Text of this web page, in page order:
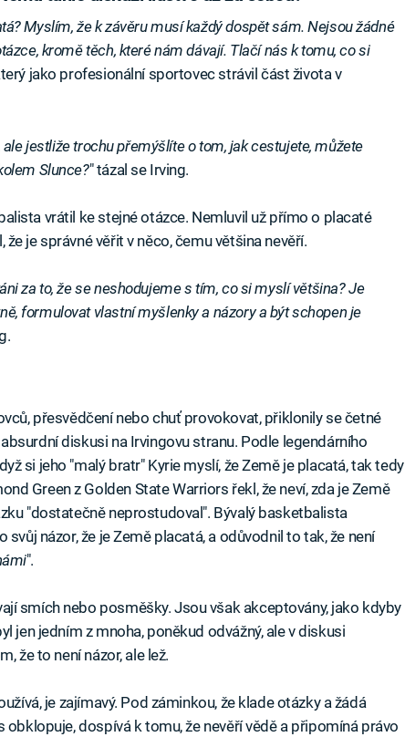
Myslím, že k závěru musí každý dospět sám. Nejsou žádné
kromě těch, které nám dávají. Tlačí nás k tomu, co si
jako profesionální sportovec strávil část života v
jestliže trochu přemýšlíte o tom, jak cestujete, můžete
Slunce?" tázal se Irving.
vrátil ke stejné otázce. Nemluvil už přímo o placaté
je správné věřit v něco, čemu většina nevěří.
za to, že se neshodujeme s tím, co si myslí většina? Je
formulovat vlastní myšlenky a názory a být schopen je
přesvědčení nebo chuť provokovat, přiklonily se četné
diskusi na Irvingovu stranu. Podle legendárního
si jeho "malý bratr" Kyrie myslí, že Země je placatá, tak tedy
Green z Golden State Warriors řekl, že neví, zda je Země
"dostatečně neprostudoval". Bývalý basketbalista
svůj názor, že je Země placatá, a odůvodnil to tak, že není
".
smích nebo posměšky. Jsou však akceptovány, jako kdyby
jen jedním z mnoha, poněkud odvážný, ale v diskusi
že to není názor, ale lež.
je zajímavý. Pod záminkou, že klade otázky a žádá
obklopuje, dospívá k tomu, že nevěří vědě a připomíná právo